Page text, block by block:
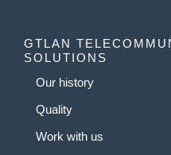
GTLAN
SOLUTIONS
Our history
Quality
Work with us